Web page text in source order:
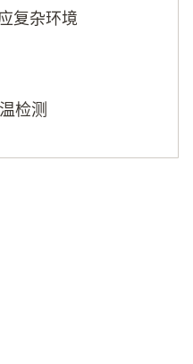
复杂环境
检测